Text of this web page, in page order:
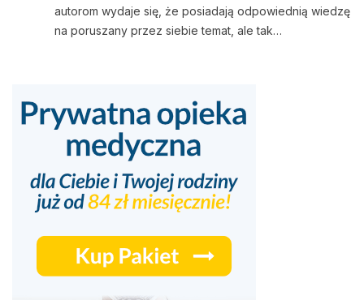
autorom wydaje się, że posiadają odpowiednią wiedzę
na poruszany przez siebie temat, ale tak…